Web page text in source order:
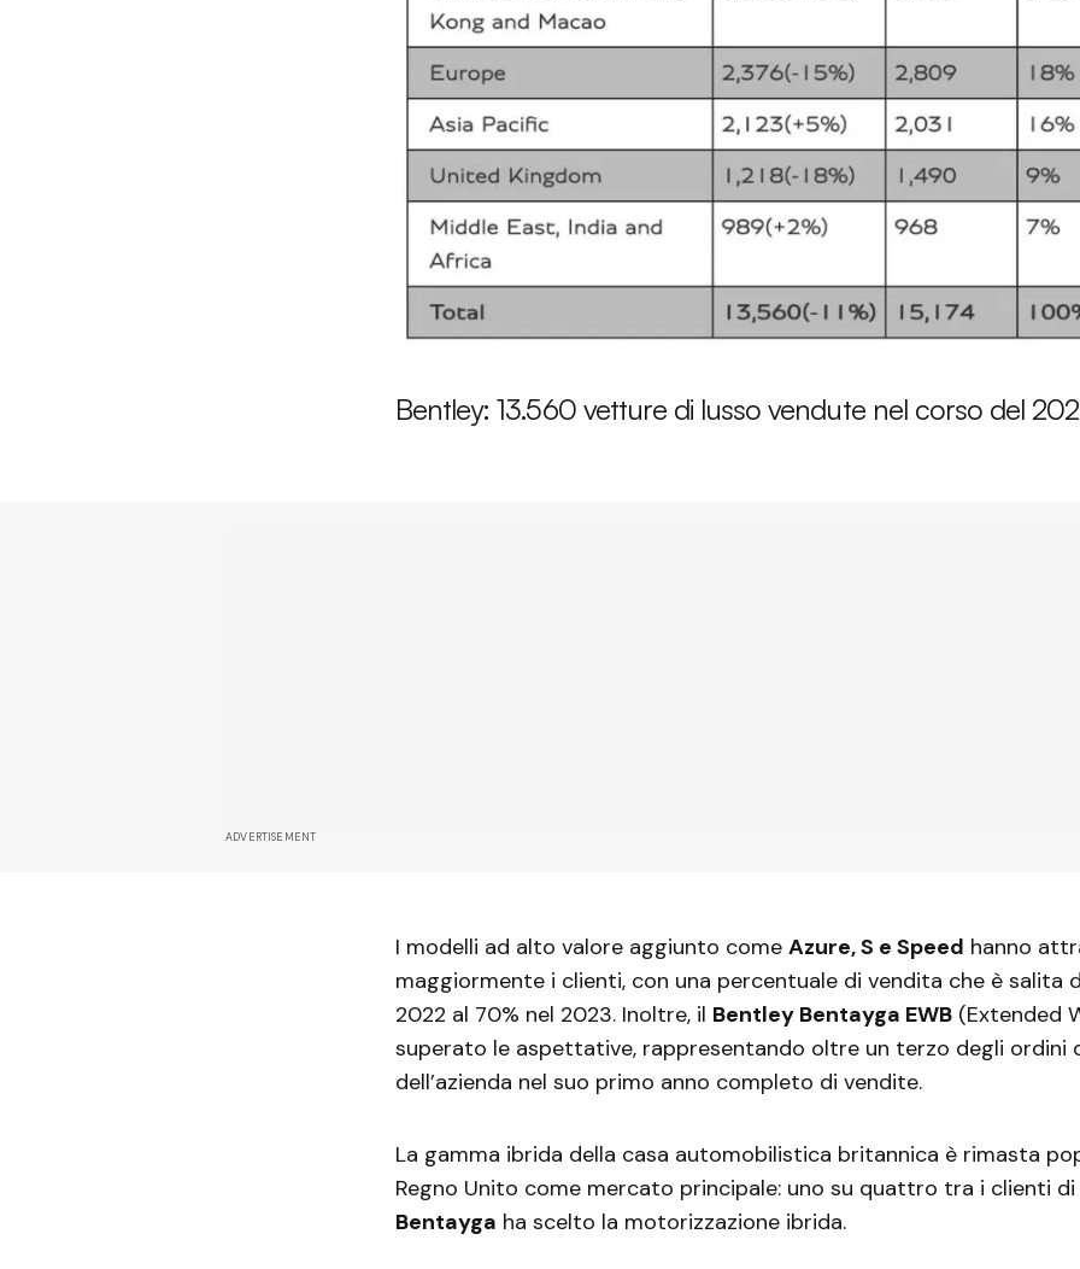
Bentley: 13.560 vetture di lusso vendute nel corso del
ADVERTISEMENT
I modelli ad alto valore aggiunto come Azure, S e Speed hanno
maggiormente i clienti, con una percentuale di vendita che è salita
2022 al 70% nel 2023. Inoltre, il Bentley Bentayga EWB (Extended
superato le aspettative, rappresentando oltre un terzo degli ordini
dell’azienda nel suo primo anno completo di vendite.
La gamma ibrida della casa automobilistica britannica è rimasta
Regno Unito come mercato principale: uno su quattro tra i clienti di
Bentayga ha scelto la motorizzazione ibrida.